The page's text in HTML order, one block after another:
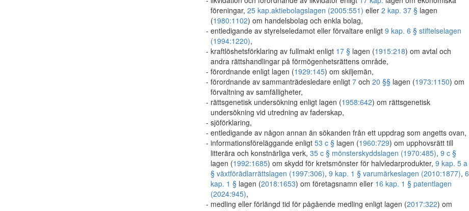
föreningar, 25 kap.aktiebolagslagen (2005:551) eller 2 kap. 37 § lagen
(1980:1102) om handelsbolag och enkla bolag,
entledigande av styrelseledamot eller förvaltare enligt 9 kap. 6 § stiftelselagen
(1994:1220),
kraftlöshetsförklaring av fullmakt enligt 17 § lagen (1915:218) om avtal och
andra rättshandlingar på förmögenhetsrättens område,
förordnande enligt lagen (1929:145) om skiljemän,
förordnande av sammanträdesledare enligt 7 och 20 §§ lagen (1973:1150) om
förvaltning av samfälligheter,
rättsgenetisk undersökning enligt lagen (1958:642) om rättsgenetisk
undersökning vid utredning av faderskap,
sjöförklaring,
entledigande av någon annan än sökanden från ett uppdrag som angetts ovan,
informationsföreläggande enligt 53 c § lagen (1960:729) om upphovsrätt till
litterära och konstnärliga verk, 35 c § mönsterskyddslagen (1970:485), 9 c §
lagen (1992:1685) om skydd för kretsmönster för halvledarprodukter, 9 kap. 5 a
§ växtförädlarrättslagen (1997:306), 9 kap. 1 § varumärkeslagen (2010:1877), 6
kap. 1 § lagen (2018:1653) om företagsnamn eller 16 kap. 1 § patentlagen
(2024:945),
medling eller förlängd tid för pågående medling enligt lagen (2017:322) om